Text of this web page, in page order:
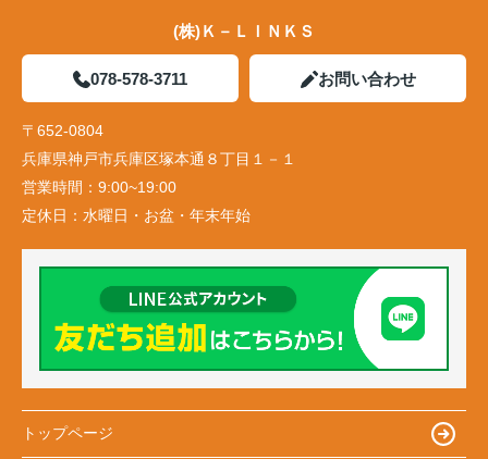
(株)Ｋ－ＬＩＮＫＳ
078-578-3711 お問い合わせ
〒652-0804
兵庫県神戸市兵庫区塚本通８丁目１－１
営業時間： 9:00~19:00
定休日： 水曜日・お盆・年末年始
トップページ